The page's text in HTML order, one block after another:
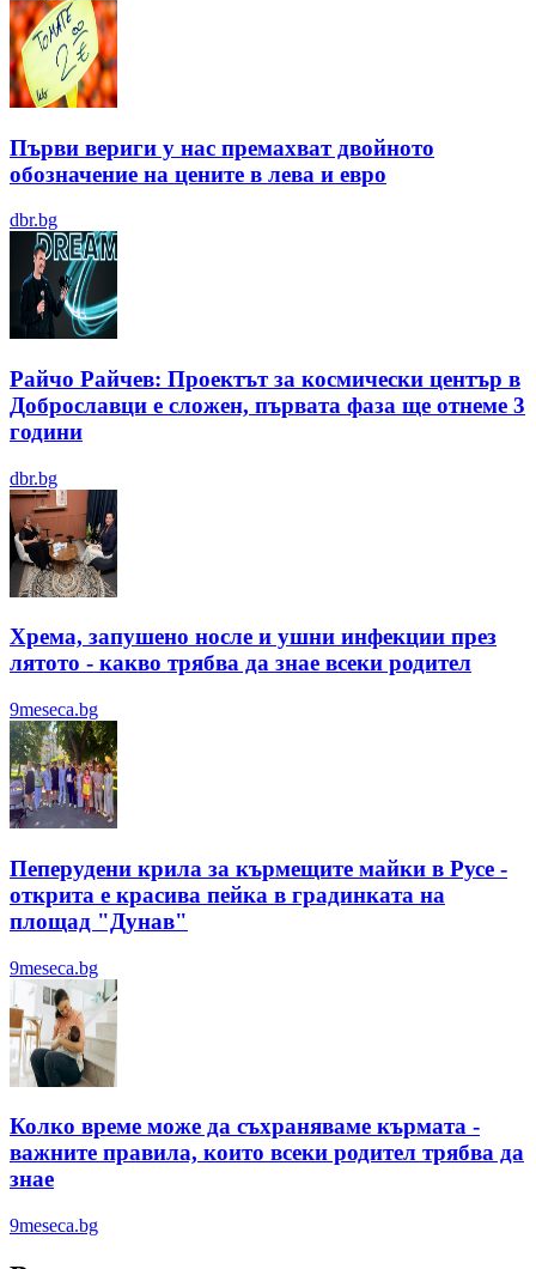
Първи вериги у нас премахват двойното
обозначение на цените в лева и евро
dbr.bg
Райчо Райчев: Проектът за космически център в
Доброславци е сложен, първата фаза ще отнеме 3
години
dbr.bg
Хрема, запушено носле и ушни инфекции през
лятотo - какво трябва да знае всеки родител
9meseca.bg
Пеперудени крила за кърмещите майки в Русе -
открита е красива пейка в градинката на
площад "Дунав"
9meseca.bg
Колко време може да съхраняваме кърмата -
важните правила, които всеки родител трябва да
знае
9meseca.bg